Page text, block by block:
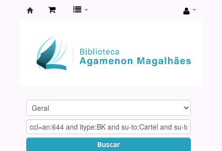
Agamenon
Magalhães
Buscar